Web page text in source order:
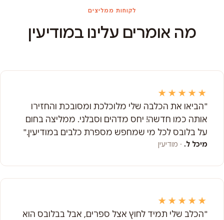
לקוחות ממליצים
מה אומרים עלינו במודיעין
★★★★★
"הביאו את הכלבה שלי מלוכלכת ומסובכת והחזירו
אותה כמו חדשה! יחס מדהים וסבלני. ממליצה בחום
על בלובס לכל מי שמחפש מספרת כלבים במודיעין."
מיכל ל. · מודיעין
★★★★★
"הכלב שלי תמיד לחוץ אצל ספרים, אבל בבלובס הוא